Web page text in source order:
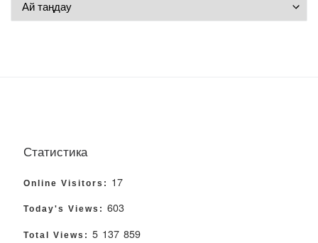
Статистика
Online Visitors: 17
Today's Views: 603
Total Views: 5 137 859